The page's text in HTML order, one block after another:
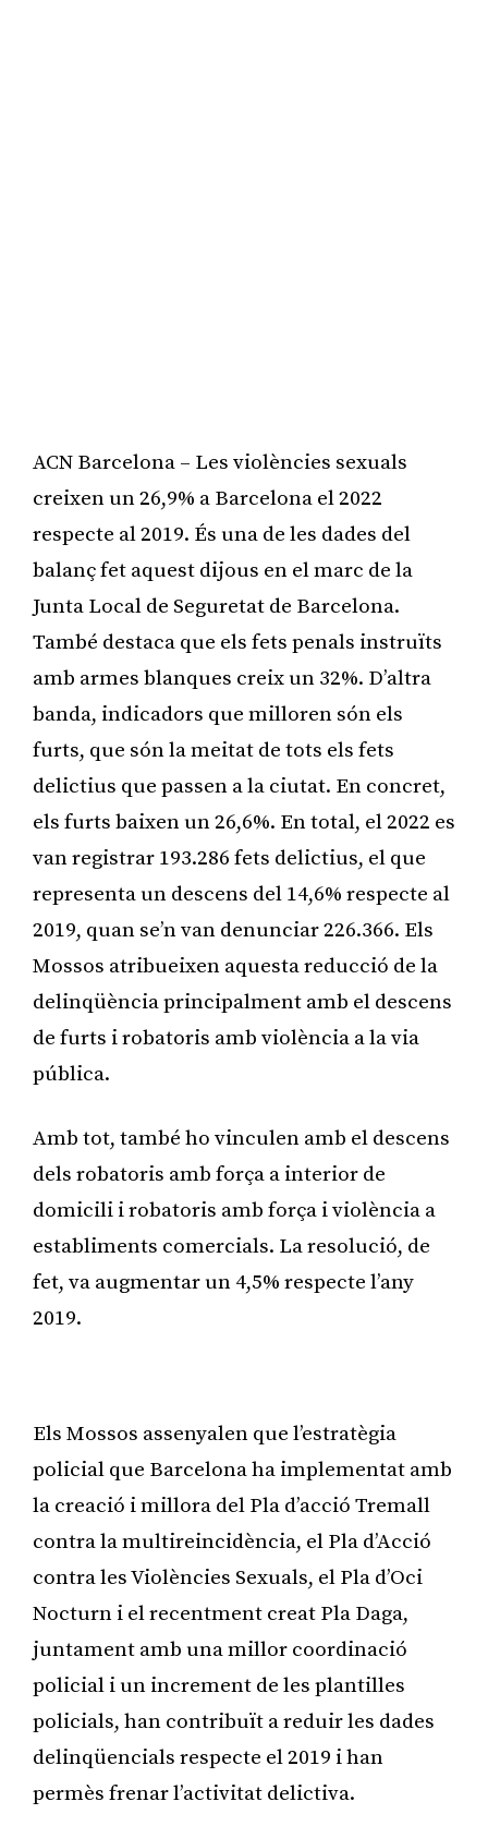
ACN Barcelona – Les violències sexuals
creixen un 26,9% a Barcelona el 2022
respecte al 2019. És una de les dades del
balanç fet aquest dijous en el marc de la
Junta Local de Seguretat de Barcelona.
També destaca que els fets penals instruïts
amb armes blanques creix un 32%. D’altra
banda, indicadors que milloren són els
furts, que són la meitat de tots els fets
delictius que passen a la ciutat. En concret,
els furts baixen un 26,6%. En total, el 2022 es
van registrar 193.286 fets delictius, el que
representa un descens del 14,6% respecte al
2019, quan se’n van denunciar 226.366. Els
Mossos atribueixen aquesta reducció de la
delinqüència principalment amb el descens
de furts i robatoris amb violència a la via
pública.
Amb tot, també ho vinculen amb el descens
dels robatoris amb força a interior de
domicili i robatoris amb força i violència a
establiments comercials. La resolució, de
fet, va augmentar un 4,5% respecte l’any
2019.
Els Mossos assenyalen que l’estratègia
policial que Barcelona ha implementat amb
la creació i millora del Pla d’acció Tremall
contra la multireincidència, el Pla d’Acció
contra les Violències Sexuals, el Pla d’Oci
Nocturn i el recentment creat Pla Daga,
juntament amb una millor coordinació
policial i un increment de les plantilles
policials, han contribuït a reduir les dades
delinqüencials respecte el 2019 i han
permès frenar l’activitat delictiva.